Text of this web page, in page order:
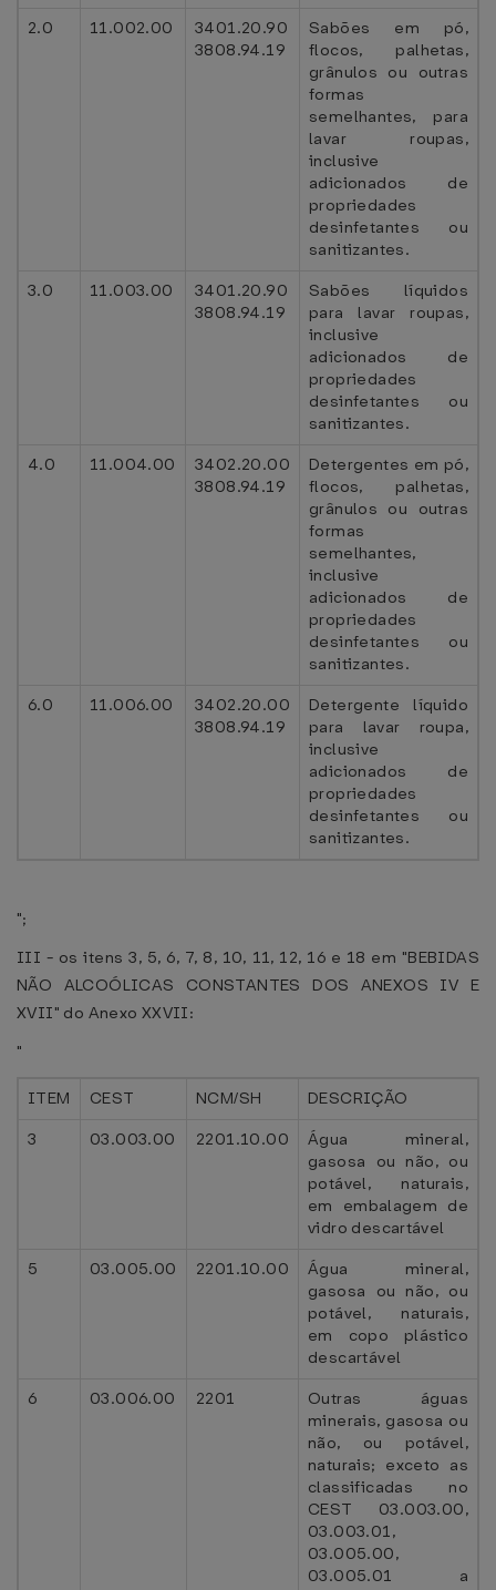
2.0 11.002.00
3401.20.90
3808.94.19
Sabões em pó,
flocos, palhetas,
grânulos ou outras
formas
semelhantes, para
lavar roupas,
inclusive
adicionados de
propriedades
desinfetantes ou
sanitizantes.
3.0
11.003.00
3401.20.90
3808.94.19
Sabões líquidos
para lavar roupas,
inclusive
adicionados de
propriedades
desinfetantes ou
sanitizantes.
4.0
11.004.00
3402.20.00
3808.94.19
Detergentes em pó,
flocos, palhetas,
grânulos ou outras
formas
semelhantes,
inclusive
adicionados de
propriedades
desinfetantes ou
sanitizantes.
6.0
11.006.00
3402.20.00
3808.94.19
Detergente líquido
para lavar roupa,
inclusive
adicionados de
propriedades
desinfetantes ou
sanitizantes.
";
III - os itens 3, 5, 6, 7, 8, 10, 11, 12, 16 e 18 em "BEBIDAS
NÃO ALCOÓLICAS CONSTANTES DOS ANEXOS IV E
XVII" do Anexo XXVII:
"
ITEM CEST NCM/SH
DESCRIÇÃO
3
03.003.00 2201.10.00
Água mineral,
gasosa ou não, ou
potável, naturais,
em embalagem de
vidro descartável
5
03.005.00 2201.10.00
Água mineral,
gasosa ou não, ou
potável, naturais,
em copo plástico
descartável
6
03.006.00 2201
Outras águas
minerais, gasosa ou
não, ou potável,
naturais; exceto as
classificadas no
CEST 03.003.00,
03.003.01,
03.005.00,
03.005.01 a